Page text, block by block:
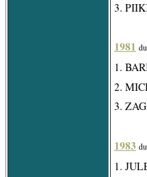
3.
1981
1.
2.
3.
1983
1.